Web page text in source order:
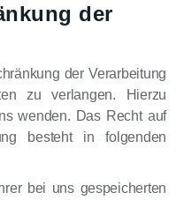
der
der Verarbeitung
zu verlangen. Hierzu
wenden. Das Recht auf
besteht in folgenden
bei uns gespeicherten